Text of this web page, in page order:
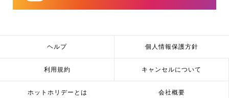
ヘルプ 個人情報保護方針
利用規約 キャンセルについて
ホットホリデーとは 会社概要